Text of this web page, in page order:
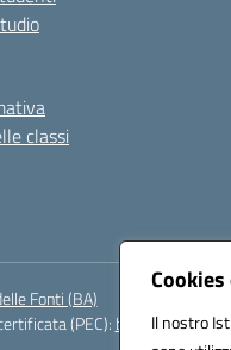
Il nostro
classi
Fonti (BA)
(PEC):